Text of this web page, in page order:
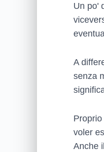
Un po'
A
senza
voler
Anche